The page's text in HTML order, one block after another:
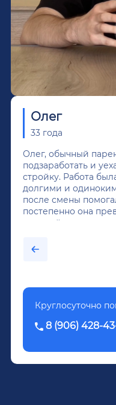
Олег
33 года
Олег, обычный
подзаработать и
стройку. Работа
долгими и
после смены
постепенно она
крепкий алкоголь,
было назначено
Довженко.
Круглосуточно
8 (906) 428-